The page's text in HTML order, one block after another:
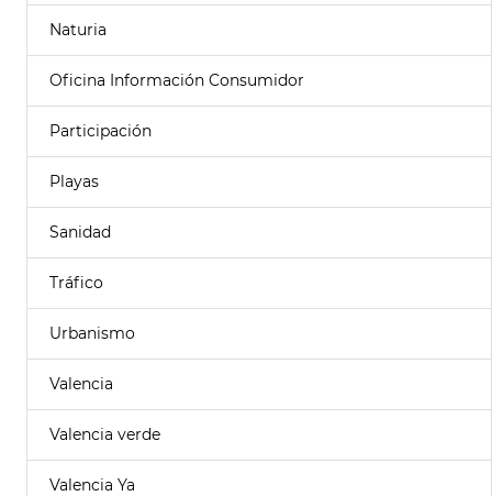
Naturia
Oficina Información Consumidor
Participación
Playas
Sanidad
Tráfico
Urbanismo
Valencia
Valencia verde
Valencia Ya